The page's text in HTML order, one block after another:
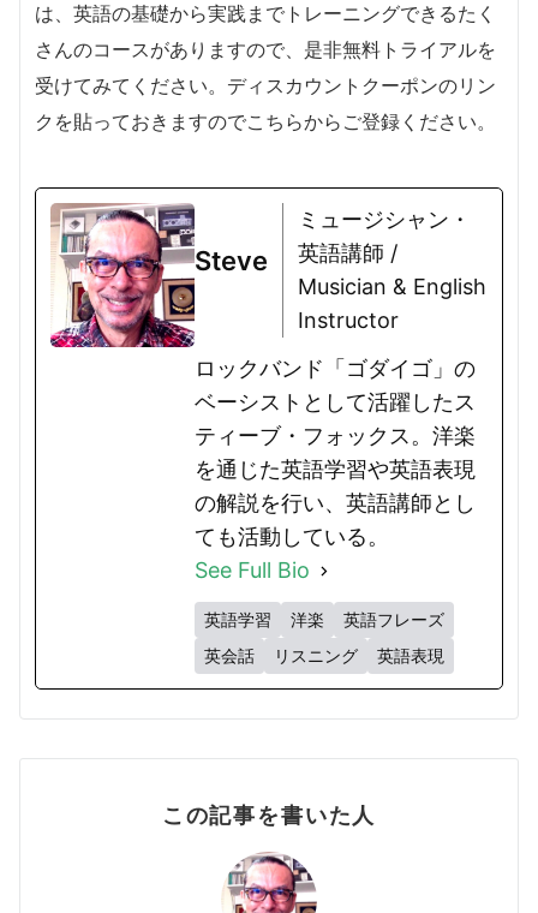
は、英語の基礎から実践までトレーニングできるたく
さんのコースがありますので、是非無料トライアルを
受けてみてください。ディスカウントクーポンのリン
クを貼っておきますのでこちらからご登録ください。
Steve
ミュージシャン・
英語講師 /
Musician & English
Instructor
ロックバンド「ゴダイゴ」の
ベーシストとして活躍したス
ティーブ・フォックス。洋楽
を通じた英語学習や英語表現
の解説を行い、英語講師とし
ても活動している。
See Full Bio
英語学習 洋楽
英語フレーズ
英会話
リスニング 英語表現
この記事を書いた人